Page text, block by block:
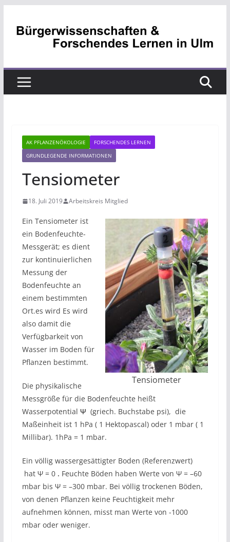
Inhalt
AK PFLANZENÖKOLOGIE
FORSCHENDES LERNEN
GRUNDLEGENDE INFORMATIONEN
Tensiometer
18. Juli 2019 Arbeitskreis Mitglied
Tensiometer
Ein Tensiometer ist
ein Bodenfeuchte-
Messgerät; es dient
zur kontinuierlichen
Messung der
Bodenfeuchte an
einem bestimmten
Ort.es wird Es wird
also damit die
Verfügbarkeit von
Wasser im Boden für
Pflanzen bestimmt.
Die physikalische
Messgröße für die Bodenfeuchte heißt
Wasserpotential Ψ (griech. Buchstabe psi), die
Maßeinheit ist 1 hPa ( 1 Hektopascal) oder 1 mbar ( 1
Millibar). 1hPa = 1 mbar.
Ein völlig wassergesättigter Boden (Referenzwert)
hat Ψ = 0 . Feuchte Böden haben Werte von Ψ = –60
mbar bis Ψ = –300 mbar. Bei völlig trockenen Böden,
von denen Pflanzen keine Feuchtigkeit mehr
aufnehmen können, misst man Werte von -1000
mbar oder weniger.